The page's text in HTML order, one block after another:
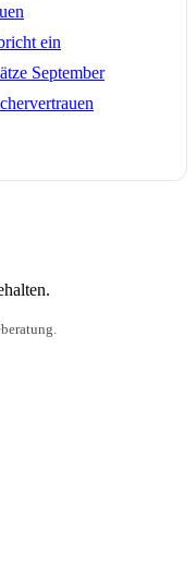
ein
September